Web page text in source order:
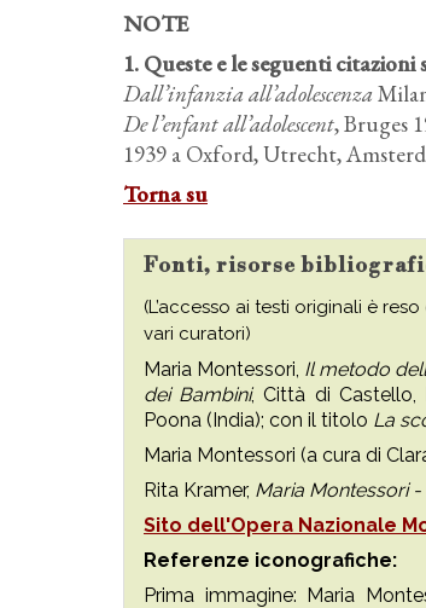
NOTE
1. Queste e le seguenti
Dall’infanzia all’adolescenza
De l’enfant all’adolescent, Bruges
1939 a Oxford, Utrecht,
Torna su
Fonti, risorse
(L’accesso ai testi originali è
vari curatori)
Maria Montessori, Il metodo
dei Bambini, Città di Castello,
Poona (India); con il titolo La
Maria Montessori (a cura di
Rita Kramer, Maria Montessori
Sito dell'Opera Nazionale
Referenze iconografiche:
Prima immagine: Maria